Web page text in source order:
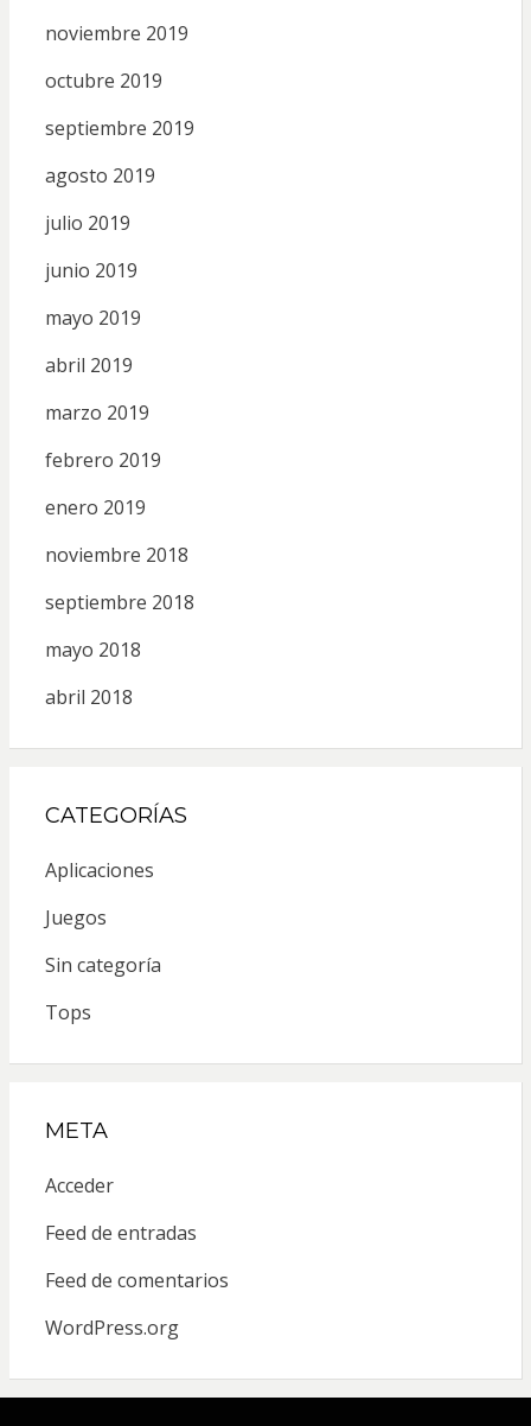
noviembre 2019
octubre 2019
septiembre 2019
agosto 2019
julio 2019
junio 2019
mayo 2019
abril 2019
marzo 2019
febrero 2019
enero 2019
noviembre 2018
septiembre 2018
mayo 2018
abril 2018
CATEGORÍAS
Aplicaciones
Juegos
Sin categoría
Tops
META
Acceder
Feed de entradas
Feed de comentarios
WordPress.org